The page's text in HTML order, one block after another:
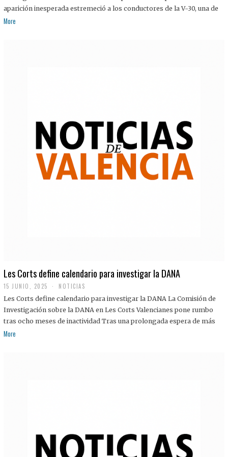
aparición inesperada estremeció a los conductores de la V-30, una de
More
Les Corts define calendario para investigar la DANA
15 JUNIO, 2025 NOTICIAS
Les Corts define calendario para investigar la DANA La Comisión de
Investigación sobre la DANA en Les Corts Valencianes pone rumbo
tras ocho meses de inactividad Tras una prolongada espera de más
More